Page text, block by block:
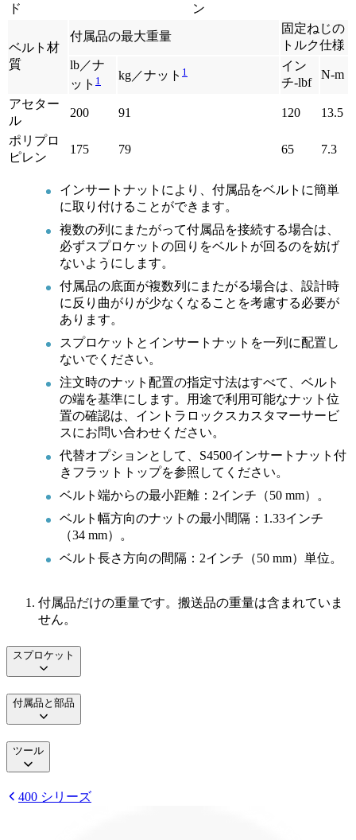
ド
ン
ベルト材
質
付属品の最大重量
固定ねじの
トルク仕様
lb／ナ
ット 1 kg／ナット 1
イン
チ-lbf
N-m
アセター
ル
200 91 120 13.5
ポリプロ
ピレン
175 79 65 7.3
インサートナットにより、付属品をベルトに簡単
に取り付けることができます。
複数の列にまたがって付属品を接続する場合は、
必ずスプロケットの回りをベルトが回るのを妨げ
ないようにします。
付属品の底面が複数列にまたがる場合は、設計時
に反り曲がりが少なくなることを考慮する必要が
あります。
スプロケットとインサートナットを一列に配置し
ないでください。
注文時のナット配置の指定寸法はすべて、ベルト
の端を基準にします。用途で利用可能なナット位
置の確認は、イントラロックスカスタマーサービ
スにお問い合わせください。
代替オプションとして、S4500インサートナット付
きフラットトップを参照してください。
ベルト端からの最小距離：2インチ（50 mm）。
ベルト幅方向のナットの最小間隔：1.33インチ
（34 mm）。
ベルト長さ方向の間隔：2インチ（50 mm）単位。
付属品だけの重量です。搬送品の重量は含まれていま
せん。
スプロケット
付属品と部品
ツール
400 シリーズ